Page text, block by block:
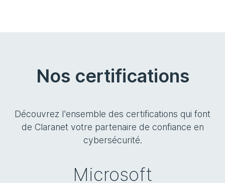
Nos certifications
Découvrez l'ensemble des certifications qui font
de Claranet votre partenaire de confiance en
cybersécurité.
Microsoft